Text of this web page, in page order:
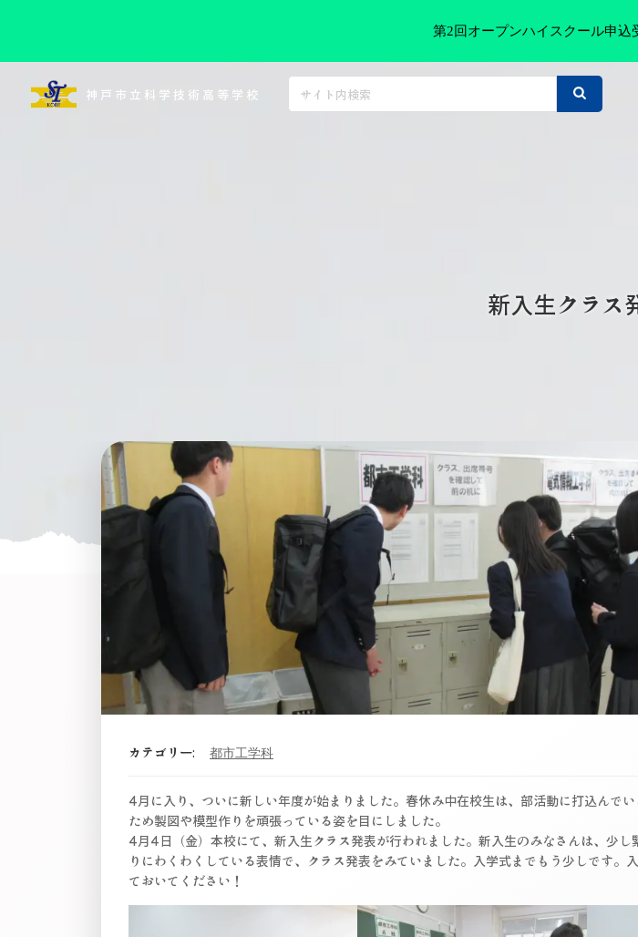
神戸市立科学技術高等学校
新入生クラス
カテゴリー: 都市工学科
4月に入り、ついに新しい年度が始まりました。春休み中在校生は、部活動に打込んで
ため製図や模型作りを頑張っている姿を目にしました。
4月4日（金）本校にて、新入生クラス発表が行われました。新入生のみなさんは、少し
りにわくわくしている表情で、クラス発表をみていました。入学式までもう少しです。
ておいてください！
第2回オープンハイスクール申込